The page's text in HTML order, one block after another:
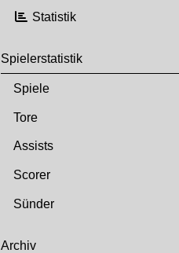
Statistik
Spielerstatistik
Spiele
Tore
Assists
Scorer
Sünder
Archiv